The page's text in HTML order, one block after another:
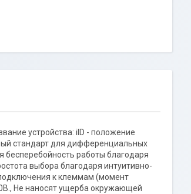
устройства: iID - положение
стандарт для дифференциальных
бесперебойность работы благодаря
выбора благодаря интуитивно-
к клеммам (момент
Не наносят ущерба окружающей